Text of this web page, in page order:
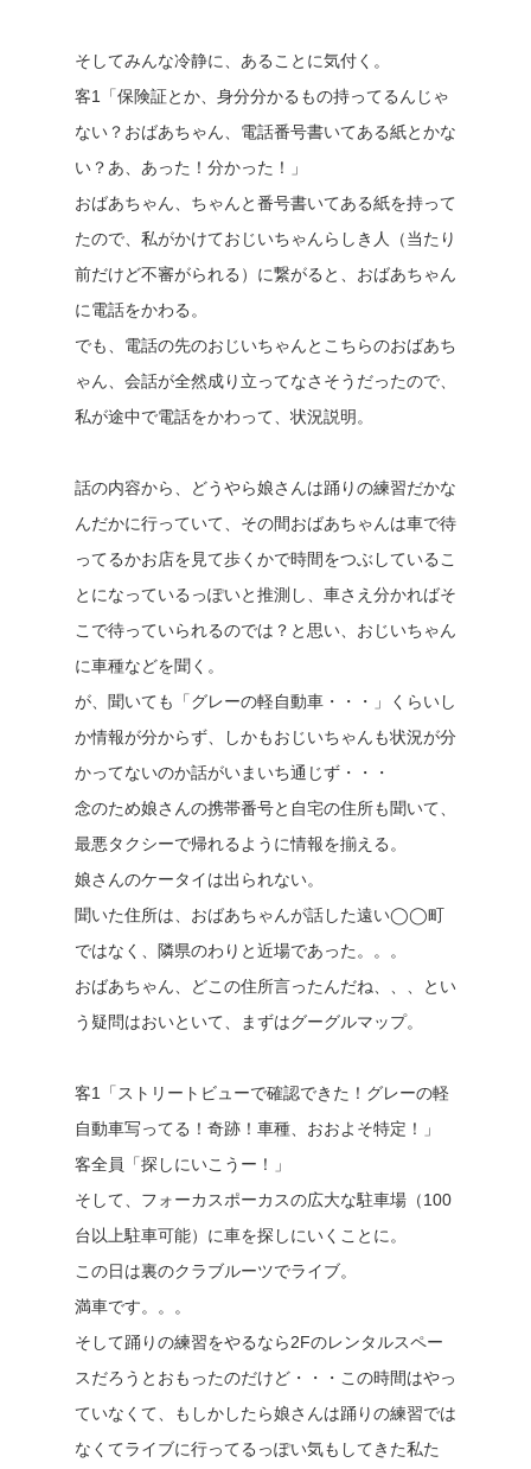
そしてみんな冷静に、あることに気付く。
客1「保険証とか、身分分かるもの持ってるんじゃ
ない？おばあちゃん、電話番号書いてある紙とかな
い？あ、あった！分かった！」
おばあちゃん、ちゃんと番号書いてある紙を持って
たので、私がかけておじいちゃんらしき人（当たり
前だけど不審がられる）に繋がると、おばあちゃん
に電話をかわる。
でも、電話の先のおじいちゃんとこちらのおばあち
ゃん、会話が全然成り立ってなさそうだったので、
私が途中で電話をかわって、状況説明。
話の内容から、どうやら娘さんは踊りの練習だかな
んだかに行っていて、その間おばあちゃんは車で待
ってるかお店を見て歩くかで時間をつぶしているこ
とになっているっぽいと推測し、車さえ分かればそ
こで待っていられるのでは？と思い、おじいちゃん
に車種などを聞く。
が、聞いても「グレーの軽自動車・・・」くらいし
か情報が分からず、しかもおじいちゃんも状況が分
かってないのか話がいまいち通じず・・・
念のため娘さんの携帯番号と自宅の住所も聞いて、
最悪タクシーで帰れるように情報を揃える。
娘さんのケータイは出られない。
聞いた住所は、おばあちゃんが話した遠い◯◯町
ではなく、隣県のわりと近場であった。。。
おばあちゃん、どこの住所言ったんだね、、、とい
う疑問はおいといて、まずはグーグルマップ。
客1「ストリートビューで確認できた！グレーの軽
自動車写ってる！奇跡！車種、おおよそ特定！」
客全員「探しにいこうー！」
そして、フォーカスポーカスの広大な駐車場（100
台以上駐車可能）に車を探しにいくことに。
この日は裏のクラブルーツでライブ。
満車です。。。
そして踊りの練習をやるなら2Fのレンタルスペー
スだろうとおもったのだけど・・・この時間はやっ
ていなくて、もしかしたら娘さんは踊りの練習では
なくてライブに行ってるっぽい気もしてきた私た